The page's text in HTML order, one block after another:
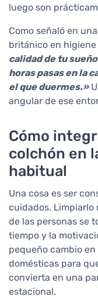
luego son
Como señaló en
británico en higiene
calidad de tu
horas pasas en la
el que duermes.»
angular de ese
Cómo
colchón en
habitual
Una cosa es ser
cuidados. Limpiarlo
de las personas se
tiempo y la
pequeño cambio
domésticas para
convierta en una
estacional.